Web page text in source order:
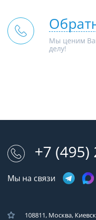
Мы ценим
делу!
+7 (495)
Мы на связи
108811, Москва,